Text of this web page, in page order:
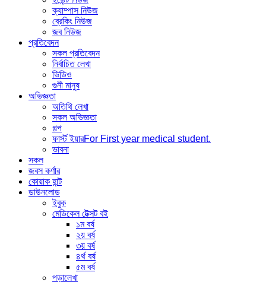
ক্যাম্পাস নিউজ
ব্রেকিং নিউজ
জব নিউজ
প্রতিবেদন
সকল প্রতিবেদন
নির্বাচিত লেখা
ভিডিও
গুনী মানুষ
অভিজ্ঞতা
অতিথি লেখা
সকল অভিজ্ঞতা
গল্প
ফার্স্ট ইয়ারFor First year medical student.
ভাবনা
সকল
জবস কর্ণার
কোয়াক হান্ট
ডাউনলোড
ইবুক
মেডিকেল টেক্সট বই
১ম বর্ষ
২য় বর্ষ
৩য় বর্ষ
৪র্থ বর্ষ
৫ম বর্ষ
পড়ালেখা